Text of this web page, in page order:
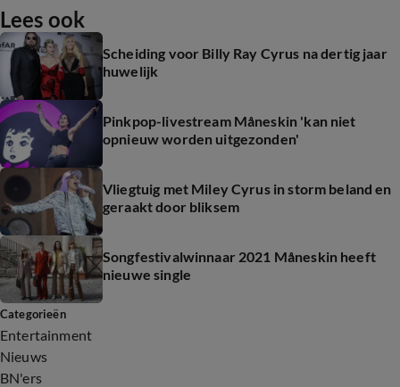
Lees ook
Scheiding voor Billy Ray Cyrus na dertig jaar
huwelijk
Pinkpop-livestream Måneskin 'kan niet
opnieuw worden uitgezonden'
Vliegtuig met Miley Cyrus in storm beland en
geraakt door bliksem
Songfestivalwinnaar 2021 Måneskin heeft
nieuwe single
Categorieën
Entertainment
Nieuws
BN'ers